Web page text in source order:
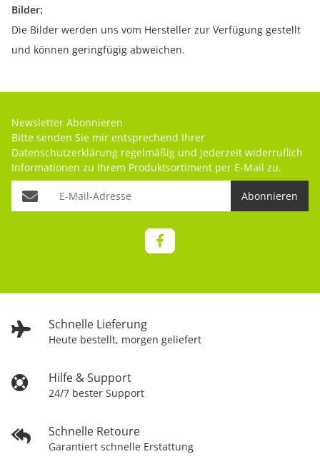
Bilder:
Die Bilder werden uns vom Hersteller zur Verfügung gestellt
und können geringfügig abweichen.
Schnelle Lieferung
Heute bestellt, morgen geliefert
Hilfe & Support
24/7 bester Support
Schnelle Retoure
Garantiert schnelle Erstattung
Newsletter Abonnieren
Bitte senden Sie mir entsprechend Ihrer
Datenschutzerklärung regelmäßig und jederzeit widerruflich
Informationen zu Ihrem Produktsortiment per E-Mail zu.
Abonnieren